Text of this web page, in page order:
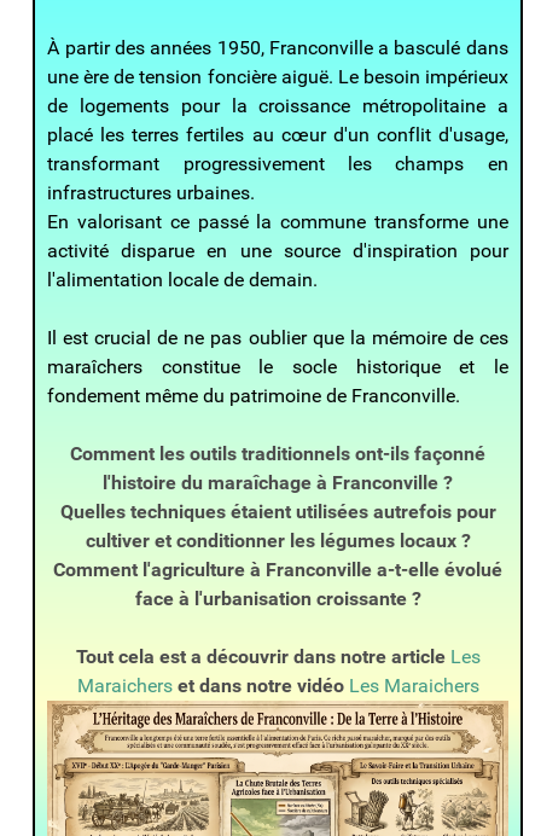
À partir des années 1950, Franconville a basculé dans
une ère de tension foncière aiguë. Le besoin impérieux
de logements pour la croissance métropolitaine a
placé les terres fertiles au cœur d'un conflit d'usage,
transformant progressivement les champs en
infrastructures urbaines.
En valorisant ce passé la commune transforme une
activité disparue en une source d'inspiration pour
l'alimentation locale de demain.
Il est crucial de ne pas oublier que la mémoire de ces
maraîchers constitue le socle historique et le
fondement même du patrimoine de Franconville.
Comment les outils traditionnels ont-ils façonné
l'histoire du maraîchage à Franconville ?
Quelles techniques étaient utilisées autrefois pour
cultiver et conditionner les légumes locaux ?
Comment l'agriculture à Franconville a-t-elle évolué
face à l'urbanisation croissante ?
Tout cela est a découvrir dans notre article Les
Maraichers et dans notre vidéo Les Maraichers